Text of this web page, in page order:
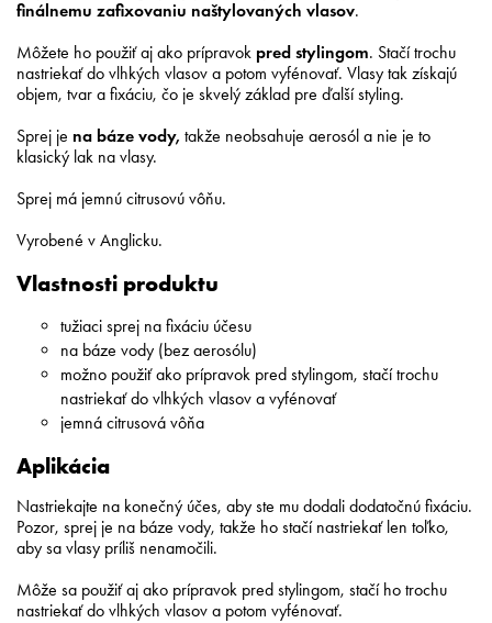
finálnemu zafixovaniu naštylovaných vlasov.
Môžete ho použiť aj ako prípravok pred stylingom. Stačí trochu
nastriekať do vlhkých vlasov a potom vyfénovať. Vlasy tak získajú
objem, tvar a fixáciu, čo je skvelý základ pre ďalší styling.
Sprej je na báze vody, takže neobsahuje aerosól a nie je to
klasický lak na vlasy.
Sprej má jemnú citrusovú vôňu.
Vyrobené v Anglicku.
Vlastnosti produktu
tužiaci sprej na fixáciu účesu
na báze vody (bez aerosólu)
možno použiť ako prípravok pred stylingom, stačí trochu
nastriekať do vlhkých vlasov a vyfénovať
jemná citrusová vôňa
Aplikácia
Nastriekajte na konečný účes, aby ste mu dodali dodatočnú fixáciu.
Pozor, sprej je na báze vody, takže ho stačí nastriekať len toľko,
aby sa vlasy príliš nenamočili.
Môže sa použiť aj ako prípravok pred stylingom, stačí ho trochu
nastriekať do vlhkých vlasov a potom vyfénovať.